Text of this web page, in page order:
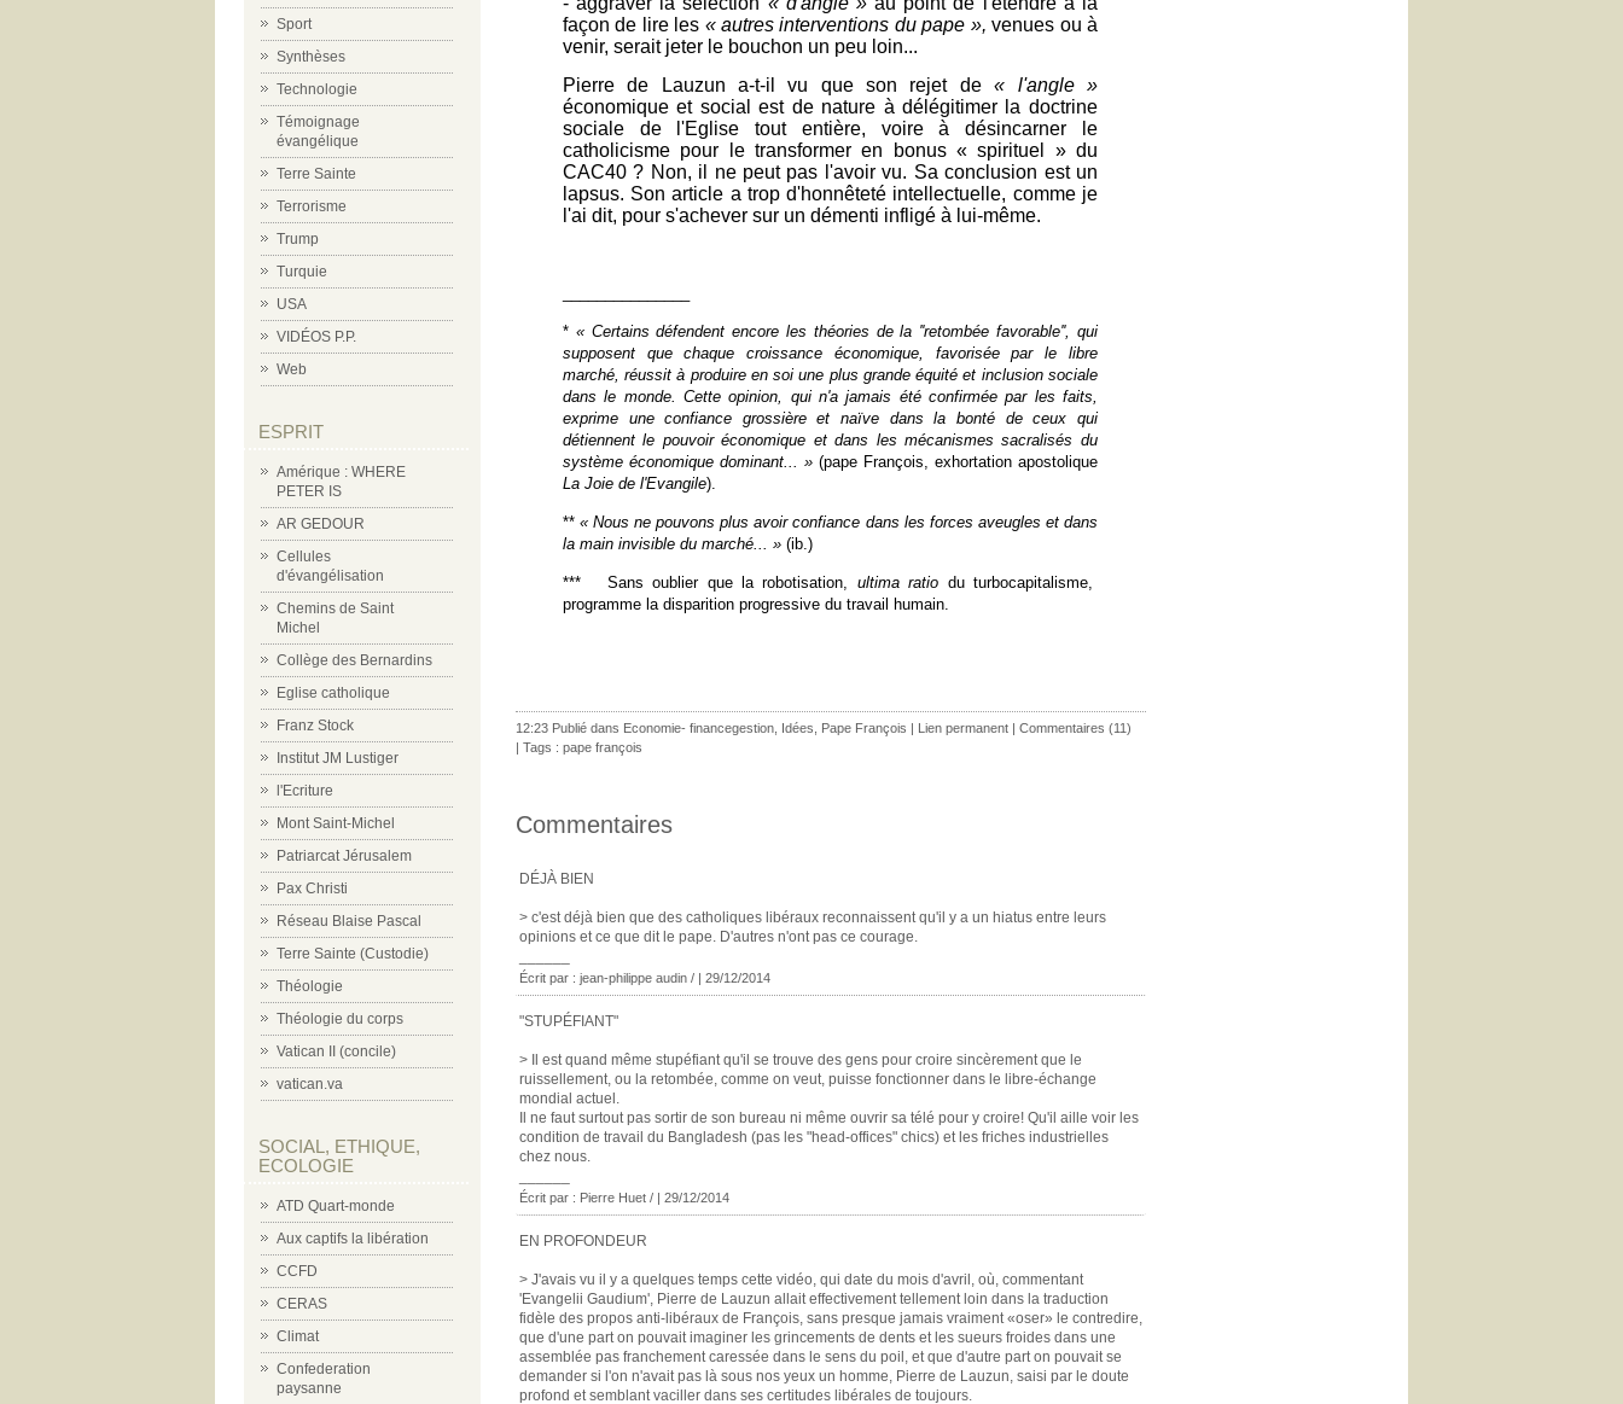
Sport
Synthèses
Technologie
Témoignage
évangélique
Terre Sainte
Terrorisme
Trump
Turquie
USA
VIDÉOS P.P.
Web
ESPRIT
Amérique : WHERE
PETER IS
AR GEDOUR
Cellules
d'évangélisation
Chemins de Saint
Michel
Collège des Bernardins
Eglise catholique
Franz Stock
Institut JM Lustiger
l'Ecriture
Mont Saint-Michel
Patriarcat Jérusalem
Pax Christi
Réseau Blaise Pascal
Terre Sainte (Custodie)
Théologie
Théologie du corps
Vatican II (concile)
vatican.va
SOCIAL, ETHIQUE,
ECOLOGIE
ATD Quart-monde
Aux captifs la libération
CCFD
CERAS
Climat
Confederation
paysanne
façon de lire les « autres interventions du pape »,venues ou à
venir, serait jeter le bouchon un peu loin...
Pierre de Lauzun a-t-il vu que son rejet de« l'angle »
économique et social est de nature à délégitimer la doctrine
sociale de l'Eglise tout entière, voire à désincarner le
catholicisme pour le transformer en bonus « spirituel » du
CAC40 ? Non, il ne peut pas l'avoir vu. Sa conclusion est un
lapsus. Son article a trop d'honnêteté intellectuelle, comme je
l'ai dit, pour s'achever sur un démenti infligé à lui-même.
* « Certains défendent encore les théories de la ''retombée favorable'', qui
supposent que chaque croissance économique, favorisée par le libre
marché, réussit à produire en soi une plus grande équité et inclusion sociale
dans le monde. Cette opinion, qui n'a jamais été confirmée par les faits,
exprime une confiance grossière et naïve dans la bonté de ceux qui
détiennent le pouvoir économique et dans les mécanismes sacralisés du
système économique dominant... » (pape François, exhortation apostolique
La Joie de l'Evangile).
** «Nous ne pouvons plus avoir confiance dans les forces aveugles et dans
la main invisible du marché... »(ib.)
*** Sans oublier que la robotisation, ultima ratio du turbocapitalisme,
programme la disparition progressive du travail humain.
12:23 Publié dans Economie- financegestion Idées Pape François | Lien permanent | Commentaires (11)
| Tags : pape françois
Commentaires
DÉJÀ BIEN
> c'est déjà bien que des catholiques libéraux reconnaissent qu'il y a un hiatus entre leurs
opinions et ce que dit le pape. D'autres n'ont pas ce courage.
Écrit par : jean-philippe audin / | 29/12/2014
"STUPÉFIANT"
> Il est quand même stupéfiant qu'il se trouve des gens pour croire sincèrement que le
ruissellement, ou la retombée, comme on veut, puisse fonctionner dans le libre-échange
mondial actuel.
Il ne faut surtout pas sortir de son bureau ni même ouvrir sa télé pour y croire! Qu'il aille voir les
condition de travail du Bangladesh (pas les "head-offices" chics) et les friches industrielles
chez nous.
Écrit par : Pierre Huet / | 29/12/2014
EN PROFONDEUR
> J'avais vu il y a quelques temps cette vidéo, qui date du mois d'avril, où, commentant
'Evangelii Gaudium', Pierre de Lauzun allait effectivement tellement loin dans la traduction
fidèle des propos anti-libéraux de François, sans presque jamais vraiment «oser» le contredire,
que d'une part on pouvait imaginer les grincements de dents et les sueurs froides dans une
assemblée pas franchement caressée dans le sens du poil, et que d'autre part on pouvait se
demander si l'on n'avait pas là sous nos yeux un homme, Pierre de Lauzun, saisi par le doute
profond et semblant vaciller dans ses certitudes libérales de toujours.